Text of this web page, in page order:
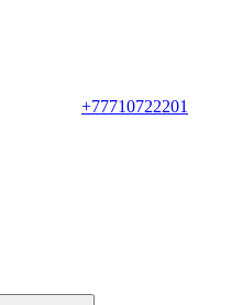
+77710722201